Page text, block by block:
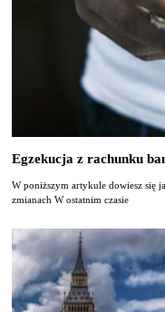
Egzekucja z rachunku
W poniższym artykule dowiesz się
zmianach W ostatnim czasie